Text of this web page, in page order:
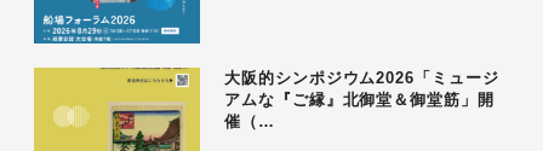
大阪的シンポジウム2026「ミュージ
アムな『ご縁』北御堂＆御堂筋」開
催（…